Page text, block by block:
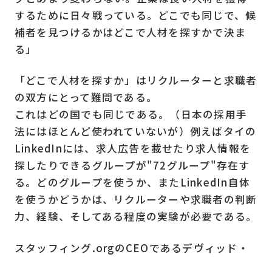
するために日々戦っている。どこでも同じで、候
補者を見つけるかはどこで人材を探すかで決ま
る」
「どこで人材を探すか」はリクルーターと求職者
の双方にとって難問である。
これはどの国でも同じである。（日本の採用手
法にはほとんど使われていないが）例えばタイの
LinkedInには、求人広告を載せたり求人情報を
探したりできるグループが"72グループ"存在す
る。どのグループを使うか、またLinkedIn自体
を使うかどうかは、リクルーターや求職者の判断
力、経験、そしてある程度の実験が必要である。
スタッフィング.orgのCEOであるデヴィッド・